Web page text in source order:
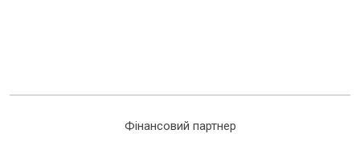
Фінансовий партнер